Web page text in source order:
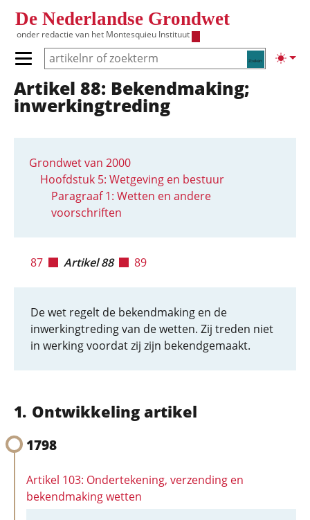
De Nederlandse Grondwet
onder redactie van het Montesquieu Instituut
Zoeken
Primair menu tonen/verbergen
Hoofdnavigatie
Artikel 88: Bekendmaking;
inwerkingtreding
Grondwet van 2000
Hoofdstuk 5: Wetgeving en bestuur
Paragraaf 1: Wetten en andere
voorschriften
87 Artikel 88 89
De wet regelt de bekendmaking en de
inwerkingtreding van de wetten. Zij treden niet
in werking voordat zij zijn bekendgemaakt.
Ontwikkeling artikel
1798
Artikel 103: Ondertekening, verzending en
bekendmaking wetten